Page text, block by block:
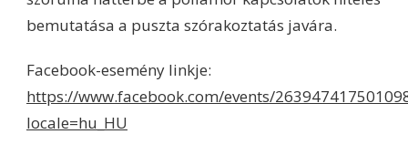
bemutatása a puszta szórakoztatás javára.
Facebook-esemény linkje:
https://www.facebook.com/events/
locale=hu_HU